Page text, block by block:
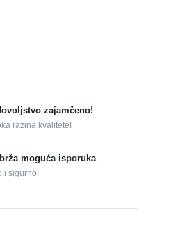
zajamčeno!
razina kvalitete!
moguća isporuka
i sigurno!